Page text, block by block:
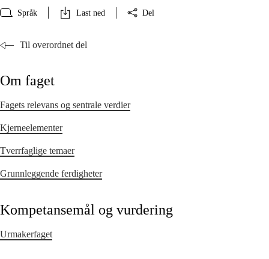
Språk Last ned Del
Til overordnet del
Om faget
Fagets relevans og sentrale verdier
Kjerneelementer
Tverrfaglige temaer
Grunnleggende ferdigheter
Kompetansemål og vurdering
Urmakerfaget